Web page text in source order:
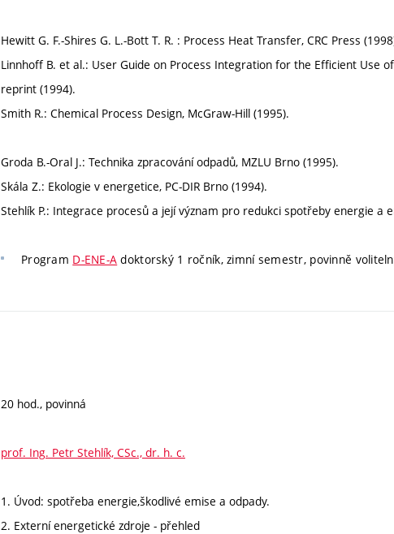
Hewitt G. F.-Shires G. L.-Bott T. R. : Process Heat Transfer, CRC Press
Linnhoff B. et al.: User Guide on Process Integration for the Efficient Use
reprint (1994).
Smith R.: Chemical Process Design, McGraw-Hill (1995).
Groda B.-Oral J.: Technika zpracování odpadů, MZLU Brno (1995).
Skála Z.: Ekologie v energetice, PC-DIR Brno (1994).
Stehlík P.: Integrace procesů a její význam pro redukci spotřeby energie a
Program D-ENE-A doktorský 1 ročník, zimní semestr, povinně
20 hod., povinná
prof. Ing. Petr Stehlík, CSc., dr. h. c.
1. Úvod: spotřeba energie,škodlivé emise a odpady.
2. Externí energetické zdroje - přehled